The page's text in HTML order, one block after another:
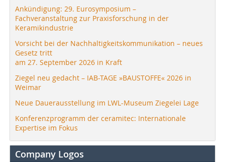
Ankündigung: 29. Eurosymposium –
Fachveranstaltung zur Praxisforschung in der
Keramikindustrie
Vorsicht bei der Nachhaltigkeitskommunikation – neues
Gesetz tritt
am 27. September 2026 in Kraft
Ziegel neu gedacht – IAB-TAGE »BAUSTOFFE« 2026 in
Weimar
Neue Dauerausstellung im LWL-Museum Ziegelei Lage
Konferenzprogramm der ceramitec: Internationale
Expertise im Fokus
Company Logos